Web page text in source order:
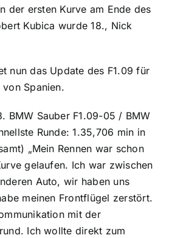
der ersten Kurve am Ende des
Kubica wurde 18., Nick
nun das Update des F1.09 für
von Spanien.
BMW Sauber F1.09-05 / BMW
Runde: 1.35,706 min in
„Mein Rennen war schon
gelaufen. Ich war zwischen
Auto, wir haben uns
meinen Frontflügel zerstört.
mit der
Ich wollte direkt zum